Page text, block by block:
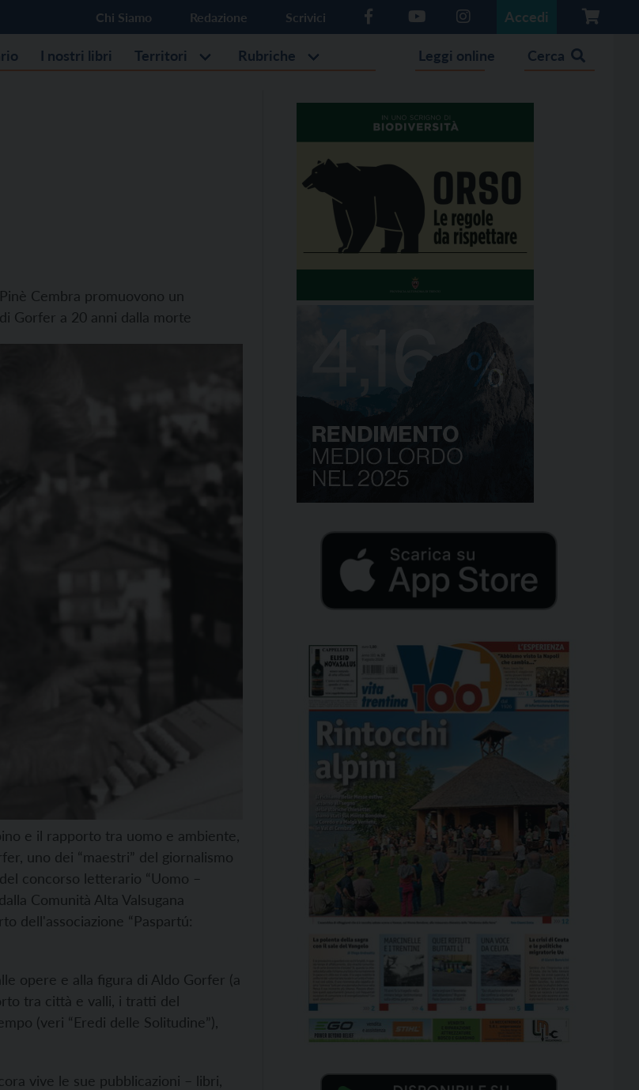
Chi Siamo Redazione Scrivici Accedi
I nostri libri Territori Rubriche Leggi online Cerca
Cembra promuovono un
Gorfer a 20 anni dalla morte
e il rapporto tra uomo e ambiente,
uno dei “maestri” del giornalismo
concorso letterario “Uomo –
Comunità Alta Valsugana
dell'associazione “Paspartú:
opere e alla figura di Aldo Gorfer (a
tra città e valli, i tratti del
(veri “Eredi delle Solitudine”),
vive le sue pubblicazioni – libri,